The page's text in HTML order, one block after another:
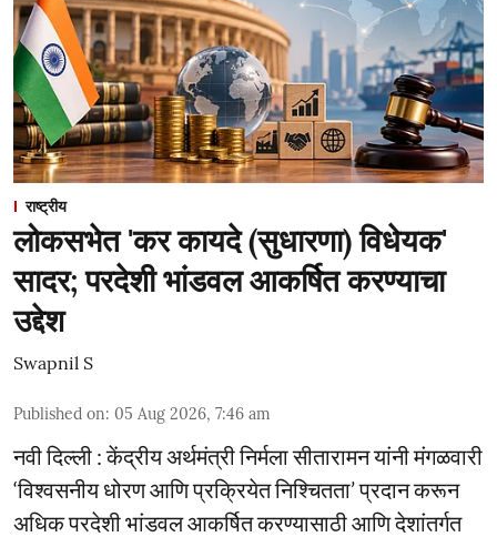
राष्ट्रीय
लोकसभेत 'कर कायदे (सुधारणा) विधेयक'
सादर; परदेशी भांडवल आकर्षित करण्याचा
उद्देश
Swapnil S
Published on: 05 Aug 2026, 7:46 am
नवी दिल्ली : केंद्रीय अर्थमंत्री निर्मला सीतारामन यांनी मंगळवारी
‘विश्वसनीय धोरण आणि प्रक्रियेत निश्चितता’ प्रदान करून
अधिक परदेशी भांडवल आकर्षित करण्यासाठी आणि देशांतर्गत